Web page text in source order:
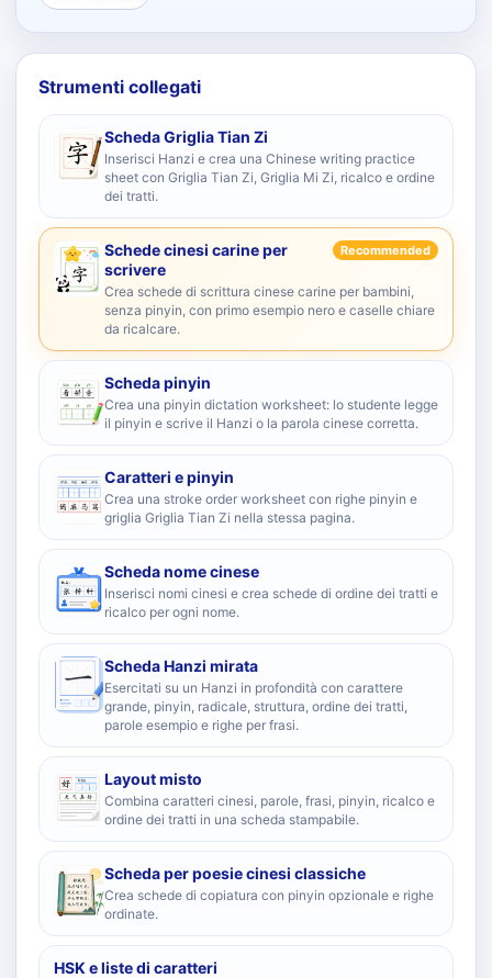
Strumenti collegati
Scheda Griglia Tian Zi
Inserisci Hanzi e crea una Chinese writing practice
sheet con Griglia Tian Zi, Griglia Mi Zi, ricalco e ordine
dei tratti.
Schede cinesi carine per
scrivere
Recommended
Crea schede di scrittura cinese carine per bambini,
senza pinyin, con primo esempio nero e caselle chiare
da ricalcare.
Scheda pinyin
Crea una pinyin dictation worksheet: lo studente legge
il pinyin e scrive il Hanzi o la parola cinese corretta.
Caratteri e pinyin
Crea una stroke order worksheet con righe pinyin e
griglia Griglia Tian Zi nella stessa pagina.
Scheda nome cinese
Inserisci nomi cinesi e crea schede di ordine dei tratti e
ricalco per ogni nome.
Scheda Hanzi mirata
Esercitati su un Hanzi in profondità con carattere
grande, pinyin, radicale, struttura, ordine dei tratti,
parole esempio e righe per frasi.
Layout misto
Combina caratteri cinesi, parole, frasi, pinyin, ricalco e
ordine dei tratti in una scheda stampabile.
Scheda per poesie cinesi classiche
Crea schede di copiatura con pinyin opzionale e righe
ordinate.
HSK e liste di caratteri